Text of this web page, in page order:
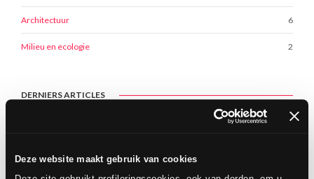
Deze website maakt gebruik van cookies
Architectuur 6
Milieu en ecologie 2
DERNIERS ARTICLES
Onze MVO-prestaties beloond: de EcoVadis-
Novoceram - EuroShop 2026